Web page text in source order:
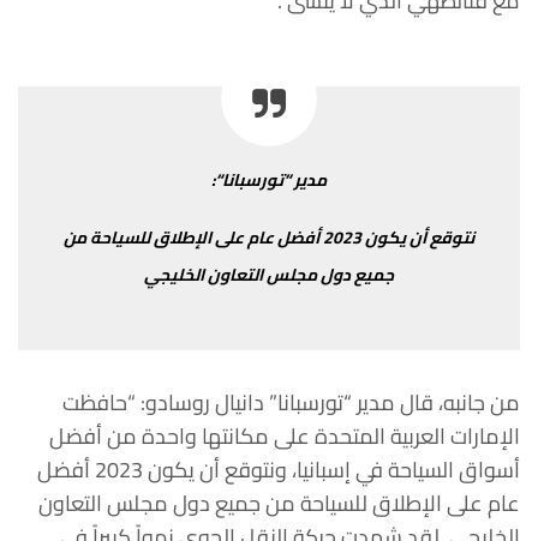
مدير“تورسبانا“:
نتوقعأنيكون2023 أفضلعامعلىالإطلاقللسياحةمن
جميعدولمجلسالتعاونالخليجي
منجانبه،قالمدير“تورسبانا”دانيالروسادو: “حافظت
الإماراتالعربيةالمتحدةعلىمكانتهاواحدةمنأفضل
أسواقالسياحةفيإسبانيا،ونتوقعأن يكون
أفضل
عامعلىالإطلاقللسياحةمنجميعدولمجلسالتعاون